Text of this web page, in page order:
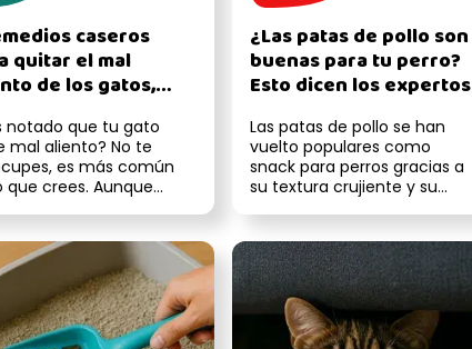
caseros
quitar el mal
de los gatos,
notado que tu gato
mal aliento? No te
es más común
que crees. Aunque
¿Las patas de pollo son
buenas para tu perro?
Esto dicen los expertos
Las patas de pollo se han
vuelto populares como
snack para perros gracias a
su textura crujiente y su